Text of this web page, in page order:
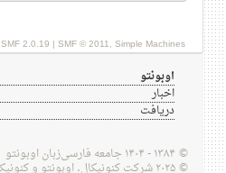
SMF 2.0.19 SMF © 2011, Simple Machines
اوبونتو
اخبار
دریافت
© ۱۳۸۴ - ۱۴۰۴ جامعه فارسی‌زبان اوبونتو
© ۲۰۲۵ شرکت کنونیکال. اوبونتو و کنونیکال نام‌های تجاری متعلق به Canonical Ltd هستند